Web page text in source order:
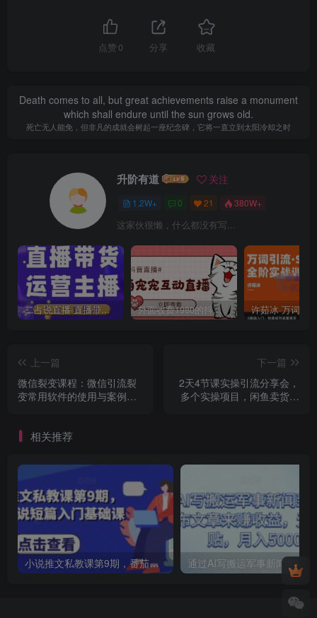
点赞 0 分享 收藏
Death comes to all, but great achievements raise a monument
which shall endure until the sun grows old.
死亡无人能免，但非凡的成就会树起一座纪念碑，它将一直立到太阳冷却之时
升阶有道 关注
1.2W+ 0 21 380W+
这家伙很懒，什么都没有写...
二占说直播·直播带货主播运营课程，主播运营二合一实操课 外面收费1980的抖音萌宠宠直播项目，可虚拟人直播，抖音报白，实时互动直播【软件+详细教程】
上一篇
微信裂变课程：微信引流裂
变常用软件的使用与案例实
下一篇
2天4节课实操引流分享会，
多个实操项目，闲鱼卖货日
相关推荐
小说推文私教课第9期，番茄小说短篇入门基础课